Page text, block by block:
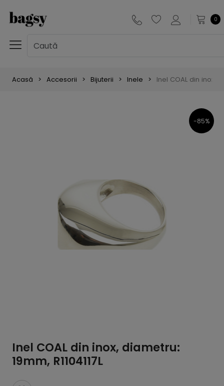
0
Acasă Accesorii Bijuterii Inele Inel COAL din inox,
-85%
Inel COAL din inox, diametru:
19mm, R1104117L